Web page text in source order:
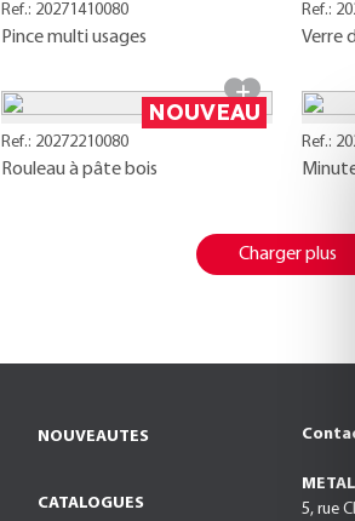
Ref.: 20271410080
Pince multi usages
Ref.:
Verre
NOUVEAU
Ref.: 20272210080
Rouleau à pâte bois
Ref.:
Charger plus
NOUVEAUTES
CATALOGUES
5, rue